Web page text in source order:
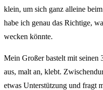
klein, um sich ganz alleine
habe ich genau das Richtige,
wecken könnte.
Mein Großer bastelt mit seinen
aus, malt an, klebt.
etwas Unterstützung und fragt